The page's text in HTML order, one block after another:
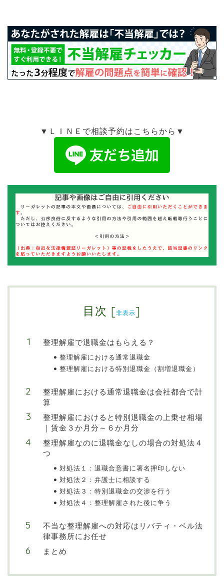
▼ＬＩＮＥで相談予約はこちらから▼
目次 [非表示]
整理解雇で退職金はもらえる？
整理解雇における通常退職金
整理解雇における特別退職金（割増退職金）
整理解雇における通常退職金は会社都合で計
算
整理解雇におけると特別退職金の上乗せ相場
｜賃金３か月分～６か月分
整理解雇なのに退職金なしの場合の対処法４
つ
対処法１：退職合意書に署名押印しない
対処法２：弁護士に相談する
対処法３：特別退職金の交渉を行う
対処法４：整理解雇された後に争う
不当な整理解雇への対応はリバティ・ベル法
律事務所にお任せ
まとめ